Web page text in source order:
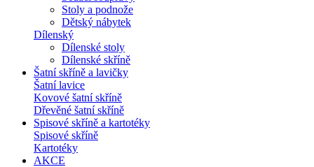
Stoly a podnože
Dětský nábytek
Dílenský
Dílenské stoly
Dílenské skříně
Šatní skříně a lavičky
Šatní lavice
Kovové šatní skříně
Dřevěné šatní skříně
Spisové skříně a kartotéky
Spisové skříně
Kartotéky
AKCE